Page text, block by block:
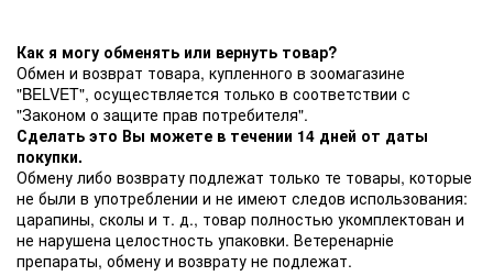
Как я могу обменять или вернуть товар?
Обмен и возврат товара, купленного в зоомагазине
"BELVET", осуществляется только в соответствии с
"Законом о защите прав потребителя".
Сделать это Вы можете в течении 14 дней от даты
покупки.
Обмену либо возврату подлежат только те товары, которые
не были в употреблении и не имеют следов использования:
царапины, сколы и т. д., товар полностью укомплектован и
не нарушена целостность упаковки. Ветеренарніе
препараты, обмену и возврату не подлежат.